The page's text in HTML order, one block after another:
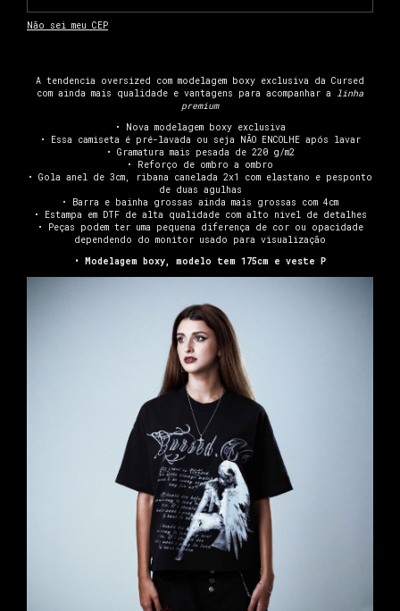
Não sei meu CEP
A tendencia oversized com modelagem boxy exclusiva da Cursed
com ainda mais qualidade e vantagens para acompanhar a linha
premium
• Nova modelagem boxy exclusiva
• Essa camiseta é pré-lavada ou seja NÃO ENCOLHE após lavar
• Gramatura mais pesada de 220 g/m2
• Reforço de ombro a ombro
• Gola anel de 3cm, ribana canelada 2x1 com elastano e pesponto
de duas agulhas
• Barra e bainha grossas ainda mais grossas com 4cm
• Estampa em DTF de alta qualidade com alto nivel de detalhes
• Peças podem ter uma pequena diferença de cor ou opacidade
dependendo do monitor usado para visualização
• Modelagem boxy, modelo tem 175cm e veste P